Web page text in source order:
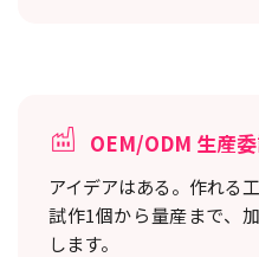
OEM/ODM 生産
アイデアはある。作れる
試作1個から量産まで、
します。